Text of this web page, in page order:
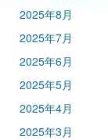
2025年8月
2025年7月
2025年6月
2025年5月
2025年4月
2025年3月